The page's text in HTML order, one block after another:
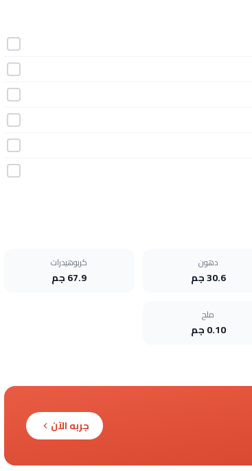
دهون
30.6 جم
كربوهيدرات
67.9 جم
ملح
0.10 جم
جربه الآن